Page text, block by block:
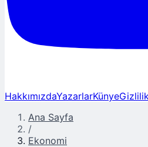
HakkımızdaYazarlarKünyeGizlilik
Ana Sayfa
/
Ekonomi